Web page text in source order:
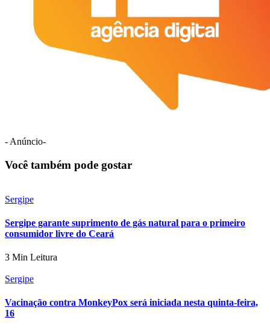
- Anúncio-
Você também pode gostar
Sergipe
Sergipe garante suprimento de gás natural para o primeiro
consumidor livre do Ceará
3 Min Leitura
Sergipe
Vacinação contra MonkeyPox será iniciada nesta quinta-feira,
16